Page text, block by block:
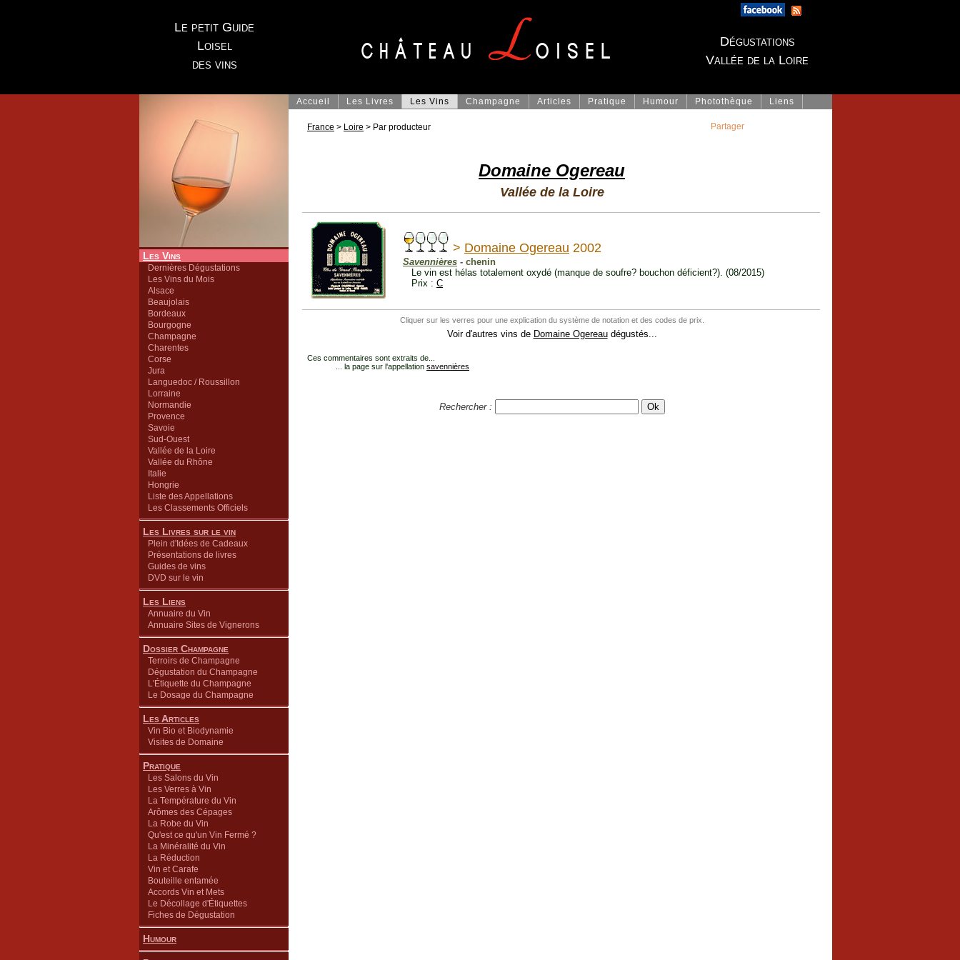
Le petit Guide
Loisel
des vins
Dégustations
Vallée de la Loire
Les Vins
Dernières Dégustations
Les Vins du Mois
Alsace
Beaujolais
Bordeaux
Bourgogne
Champagne
Charentes
Corse
Jura
Languedoc / Roussillon
Lorraine
Normandie
Provence
Savoie
Sud-Ouest
Vallée de la Loire
Vallée du Rhône
Italie
Hongrie
Liste des Appellations
Les Classements Officiels
Les Livres sur le vin
Plein d'Idées de Cadeaux
Présentations de livres
Guides de vins
DVD sur le vin
Les Liens
Annuaire du Vin
Annuaire Sites de Vignerons
Dossier Champagne
Terroirs de Champagne
Dégustation du Champagne
L'Étiquette du Champagne
Le Dosage du Champagne
Les Articles
Vin Bio et Biodynamie
Visites de Domaine
Pratique
Les Salons du Vin
Les Verres à Vin
La Température du Vin
Arômes des Cépages
La Robe du Vin
Qu'est ce qu'un Vin Fermé ?
La Minéralité du Vin
La Réduction
Vin et Carafe
Bouteille entamée
Accords Vin et Mets
Le Décollage d'Étiquettes
Fiches de Dégustation
Humour
Accueil Les Livres Les Vins Champagne Articles Pratique Humour Photothèque Liens
France > Loire > Par producteur
Domaine Ogereau
Vallée de la Loire
> Domaine Ogereau 2002
Savennières - chenin
Le vin est hélas totalement oxydé (manque de soufre? bouchon déficient?). (08/2015)
Prix : C
Cliquer sur les verres pour une explication du système de notation et des codes de prix.
Voir d'autres vins de Domaine Ogereaudégustés...
Ces commentaires sont extraits de...
... la page sur l'appellation savennières
Rechercher :
Partager